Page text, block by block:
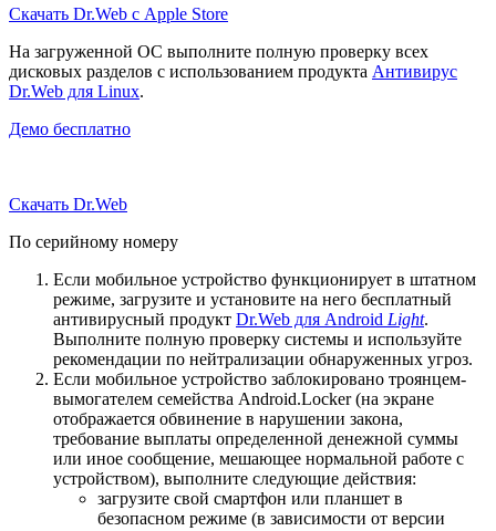
Скачать Dr.Web с Apple Store
На загруженной ОС выполните полную проверку всех
дисковых разделов с использованием продукта Антивирус
Dr.Web для Linux.
Демо бесплатно
Скачать Dr.Web
По серийному номеру
Если мобильное устройство функционирует в штатном
режиме, загрузите и установите на него бесплатный
антивирусный продукт Dr.Web для Android Light.
Выполните полную проверку системы и используйте
рекомендации по нейтрализации обнаруженных угроз.
Если мобильное устройство заблокировано троянцем-
вымогателем семейства Android.Locker (на экране
отображается обвинение в нарушении закона,
требование выплаты определенной денежной суммы
или иное сообщение, мешающее нормальной работе с
устройством), выполните следующие действия:
загрузите свой смартфон или планшет в
безопасном режиме (в зависимости от версии